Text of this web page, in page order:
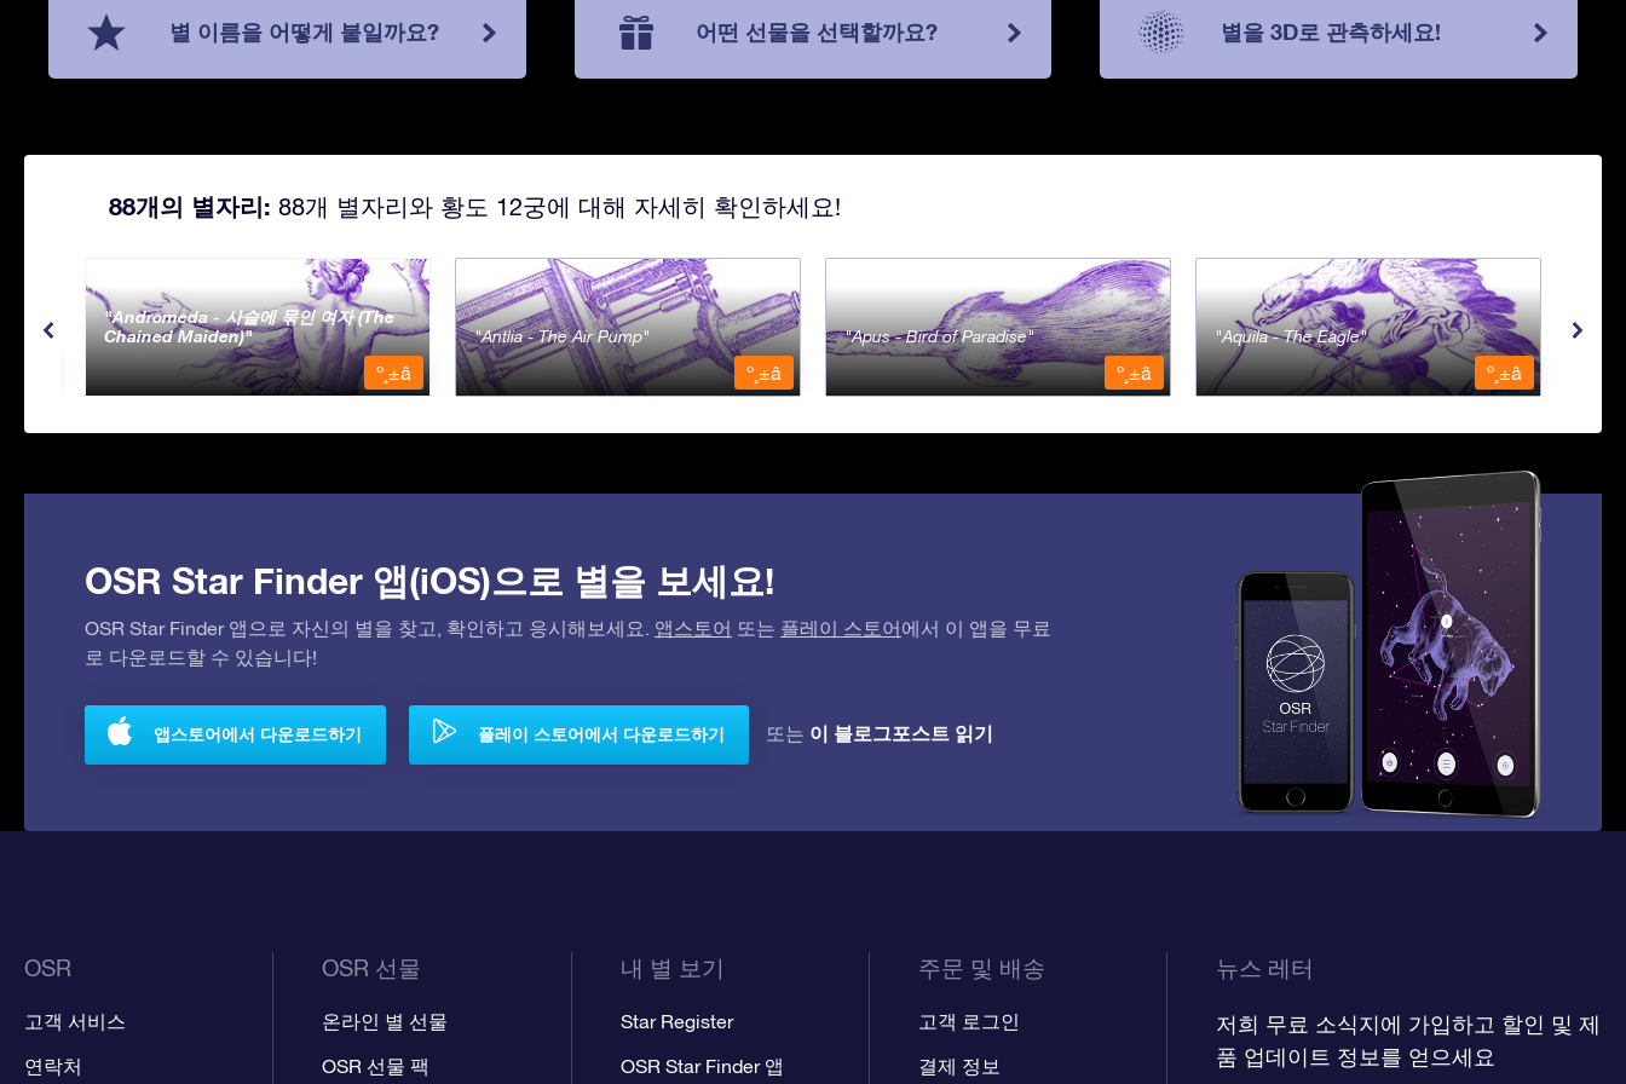
별 이름을 어떻게 붙일까요? 어떤 선물을 선택할까요? 별을 3D로 관측하세요!
88개의 별자리: 88개 별자리와 황도 12궁에 대해 자세히 확인하세요!
Andromeda - 사슬에 묶인 여자 (The
Chained Maiden)
º¸±â
Antlia - The Air Pump
º¸±â
Apus - Bird of Paradise
º¸±â
Aquila - The Eagle
º¸±â
OSR Star Finder 앱(iOS)으로 별을 보세요!
OSR Star Finder 앱으로 자신의 별을 찾고, 확인하고 응시해보세요. 앱스토어 또는 플레이 스토어에서 이 앱을 무료
로 다운로드할 수 있습니다!
앱스토어에서 다운로드하기 플레이 스토어에서 다운로드하기 또는 이 블로그포스트 읽기
OSR
고객 서비스
연락처
OSR 선물
온라인 별 선물
OSR 선물 팩
내 별 보기
Star Register
OSR Star Finder 앱
주문 및 배송
고객 로그인
결제 정보
뉴스 레터
저희 무료 소식지에 가입하고 할인 및 제
품 업데이트 정보를 얻으세요